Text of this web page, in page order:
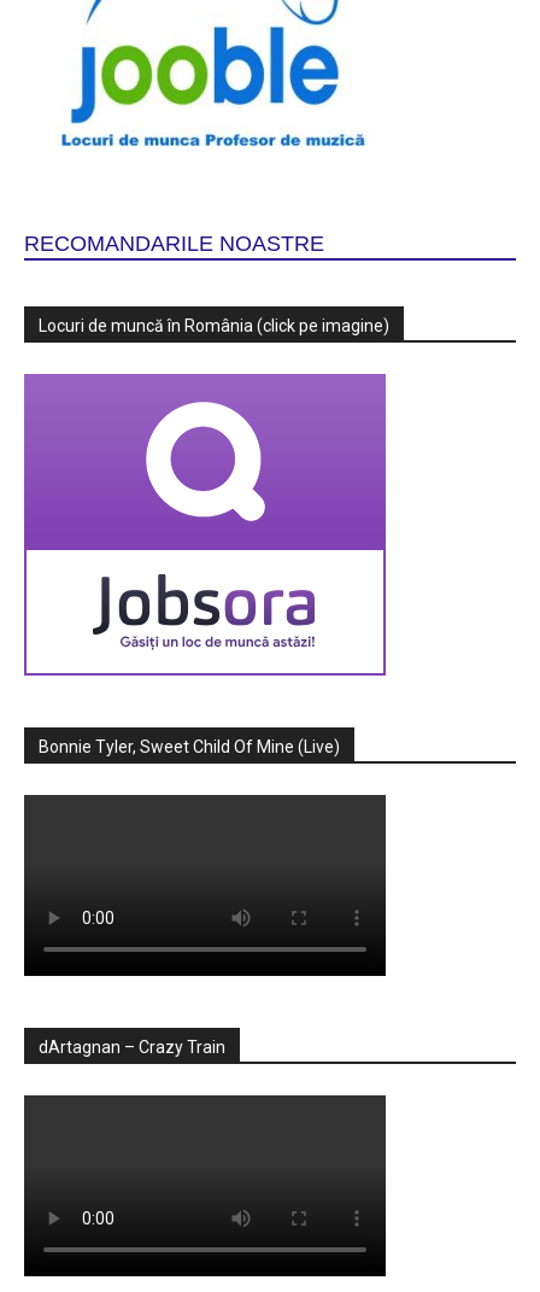
RECOMANDARILE NOASTRE
Locuri de muncă în România (click pe imagine)
Bonnie Tyler, Sweet Child Of Mine (Live)
dArtagnan – Crazy Train